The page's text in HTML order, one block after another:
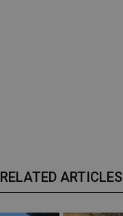
RELATED ARTICLES